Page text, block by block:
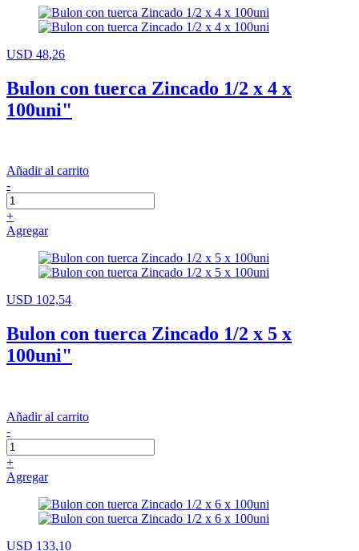
USD 48,26
Bulon con tuerca Zincado 1/2 x 4 x
100uni"
Añadir al carrito
-
+
Agregar
USD 102,54
Bulon con tuerca Zincado 1/2 x 5 x
100uni"
Añadir al carrito
-
+
Agregar
USD 133,10